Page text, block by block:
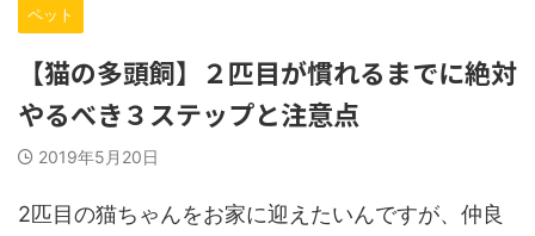
ペット
【猫の多頭飼】２匹目が慣れるまでに絶対
やるべき３ステップと注意点
2019年5月20日
2匹目の猫ちゃんをお家に迎えたいんですが、仲良